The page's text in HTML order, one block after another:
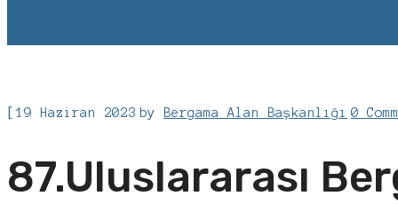
[19 Haziran 2023 by Bergama Alan Başkanlığı 0
87.Uluslararası